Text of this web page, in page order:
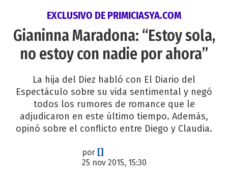
EXCLUSIVO DE PRIMICIASYA.COM
Gianinna Maradona: “Estoy sola,
no estoy con nadie por ahora”
La hija del Diez habló con El Diario del
Espectáculo sobre su vida sentimental y negó
todos los rumores de romance que le
adjudicaron en este último tiempo. Además,
opinó sobre el conflicto entre Diego y Claudia.
por []
25 nov 2015, 15:30